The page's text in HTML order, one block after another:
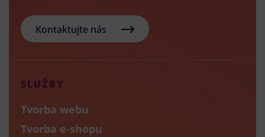
Kontaktujte nás
SLUŽBY
Tvorba webu
Tvorba e-shopu